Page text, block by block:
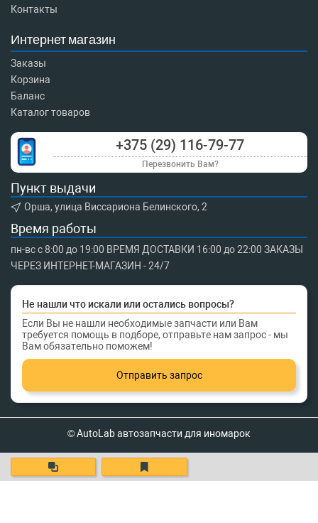
Контакты
Интернет магазин
Заказы
Корзина
Баланс
Каталог товаров
+375 (29) 116-79-77
Перезвонить Вам?
Пункт выдачи
Орша, улица Виссариона Белинского, 2
Время работы
пн-вс с 8:00 до 19:00 ВРЕМЯ ДОСТАВКИ 16:00 до 22:00 ЗАКАЗЫ
ЧЕРЕЗ ИНТЕРНЕТ-МАГАЗИН - 24/7
Не нашли что искали или остались вопросы?
Если Вы не нашли необходимые запчасти или Вам
требуется помощь в подборе, отправьте нам запрос - мы
Вам обязательно поможем!
Отправить запрос
© AutoLab автозапчасти для иномарок